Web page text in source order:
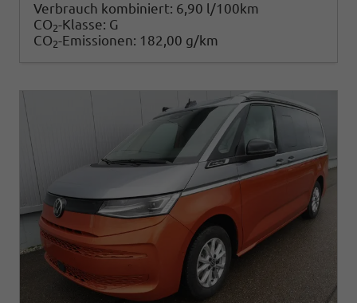
Verbrauch kombiniert: 6,90 l/100km
CO2-Klasse: G
CO2-Emissionen: 182,00 g/km